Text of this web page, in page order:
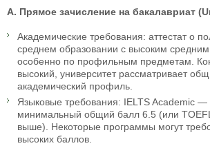
A. Прямое зачисление на бакалавриат
Академические требования: аттестат о
среднем образовании с высоким
особенно по профильным предметам.
высокий, университет рассматривает
академический профиль.
Языковые требования: IELTS Academic —
минимальный общий балл 6.5 (или
выше). Некоторые программы могут
высоких баллов.